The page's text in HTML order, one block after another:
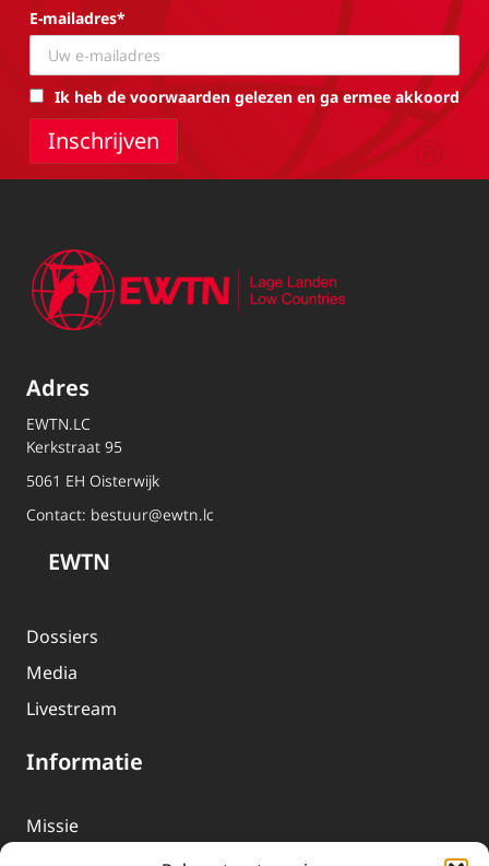
E-mailadres*
Ik heb de voorwaarden gelezen en ga ermee akkoord
Adres
EWTN.LC
Kerkstraat 95
5061 EH Oisterwijk
Contact: bestuur@ewtn.lc
EWTN
Dossiers
Media
Livestream
Informatie
Missie